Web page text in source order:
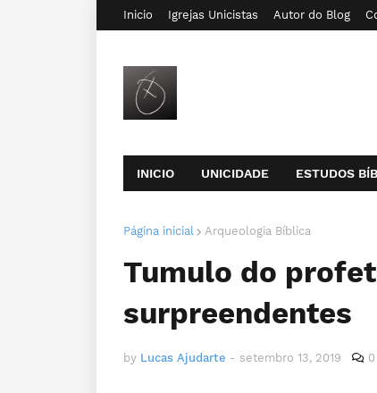
Inicio Igrejas Unicistas Autor do Blog
INICIO UNICIDADE ESTUDOS
Página inicial Arqueologia Bíblica
Tumulo do
surpreendentes
by Lucas Ajudarte - setembro 13, 2019